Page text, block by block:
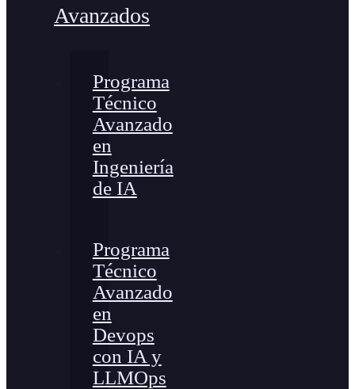
Avanzados
Programa
Técnico
Avanzado
en
Ingeniería
de IA
Programa
Técnico
Avanzado
en
Devops
con IA y
LLMOps